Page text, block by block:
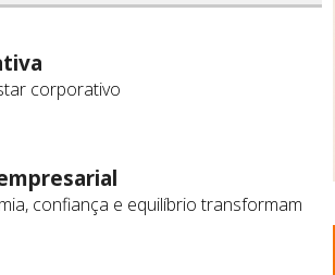
corporativo
confiança e equilíbrio transformam